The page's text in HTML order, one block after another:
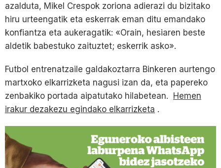
azalduta, Mikel Crespok zoriona adierazi du bizitako
hiru urteengatik eta eskerrak eman ditu emandako
konfiantza eta aukeragatik: «Orain, hesiaren beste
aldetik babestuko zaituztet; eskerrik asko».
Futbol entrenatzaile galdakoztarra Binkeren aurtengo
martxoko elkarrizketa nagusi izan da, eta papereko
zenbakiko portada aipatutako hilabetean. Hemen
irakur dezakezu egindako elkarrizketa .